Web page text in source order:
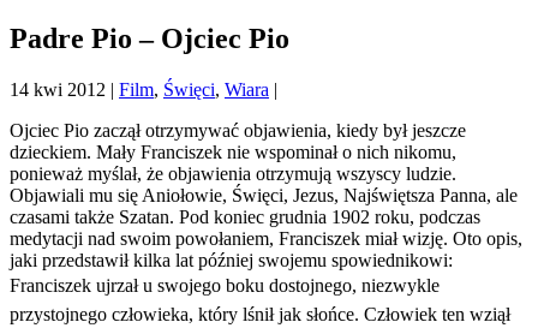
Padre Pio – Ojciec Pio
14 kwi 2012 | Film, Święci, Wiara |
Ojciec Pio zaczął otrzymywać objawienia, kiedy był jeszcze
dzieckiem. Mały Franciszek nie wspominał o nich nikomu,
ponieważ myślał, że objawienia otrzymują wszyscy ludzie.
Objawiali mu się Aniołowie, Święci, Jezus, Najświętsza Panna, ale
czasami także Szatan. Pod koniec grudnia 1902 roku, podczas
medytacji nad swoim powołaniem, Franciszek miał wizję. Oto opis,
jaki przedstawił kilka lat później swojemu spowiednikowi:
Franciszek ujrzał u swojego boku dostojnego, niezwykle
przystojnego człowieka, który lśnił jak słońce. Człowiek ten wziął